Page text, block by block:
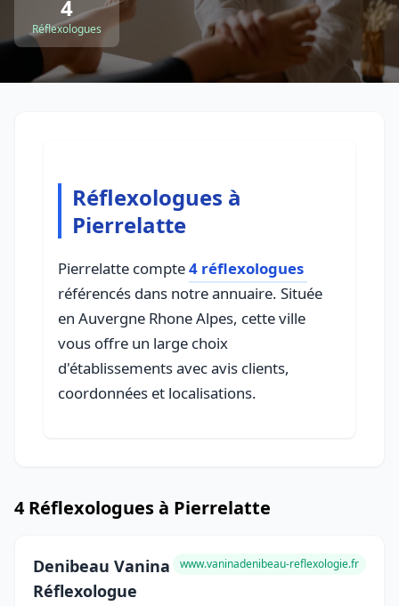
4
Réflexologues
Réflexologues à
Pierrelatte
Pierrelatte compte4 réflexologues
référencés dans notre annuaire. Située
en Auvergne Rhone Alpes, cette ville
vous offre un large choix
d'établissements avec avis clients,
coordonnées et localisations.
4 Réflexologues à Pierrelatte
Denibeau Vanina
Réflexologue
www.vaninadenibeau-reflexologie.fr